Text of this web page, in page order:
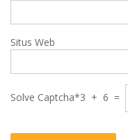
Situs Web
Solve Captcha*3 + 6 =